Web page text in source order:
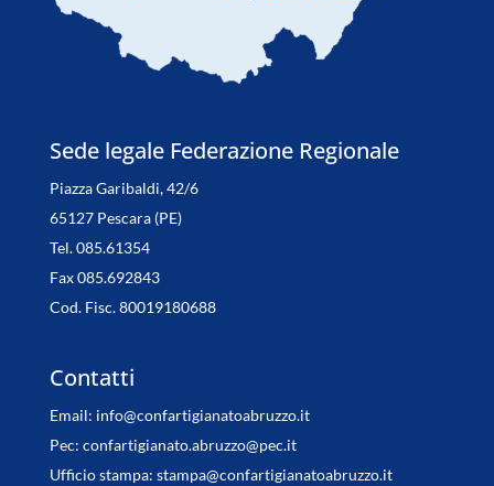
Sede legale Federazione Regionale
Piazza Garibaldi, 42/6
65127 Pescara (PE)
Tel. 085.61354
Fax 085.692843
Cod. Fisc. 80019180688
Contatti
Email: info@confartigianatoabruzzo.it
Pec: confartigianato.abruzzo@pec.it
Ufficio stampa: stampa@confartigianatoabruzzo.it